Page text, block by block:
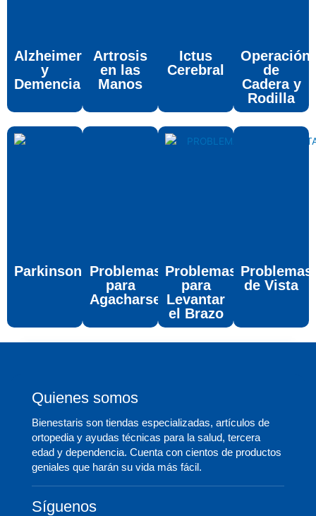
Alzheimer
y
Demencia
Artrosis
en las
Manos
Ictus
Cerebral
Operación
de
Cadera y
Rodilla
Parkinson Problemas
para
Agacharse
Problemas
para
Levantar
el Brazo
Problemas
de Vista
Quienes somos
Bienestaris son tiendas especializadas, artículos de
ortopedia y ayudas técnicas para la salud, tercera
edad y dependencia. Cuenta con cientos de productos
geniales que harán su vida más fácil.
Síguenos